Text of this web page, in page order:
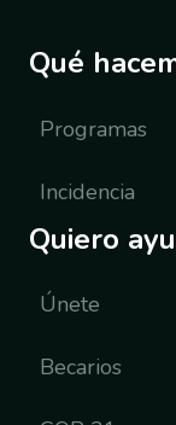
Qué
Programas
Incidencia
Quiero
Únete
Becarios